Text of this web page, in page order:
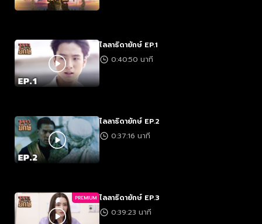
ไลลาธิดายักษ์ EP.1
0:40:50 นาที
ไลลาธิดายักษ์ EP.2
0:37:16 นาที
PREMIUM ไลลาธิดายักษ์ EP.3
0:39:23 นาที